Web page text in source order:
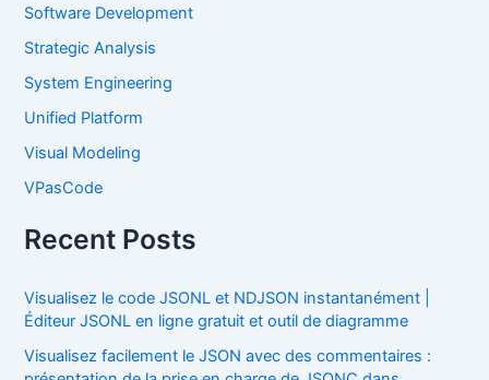
Software Development
Strategic Analysis
System Engineering
Unified Platform
Visual Modeling
VPasCode
Recent Posts
Visualisez le code JSONL et NDJSON instantanément |
Éditeur JSONL en ligne gratuit et outil de diagramme
Visualisez facilement le JSON avec des commentaires :